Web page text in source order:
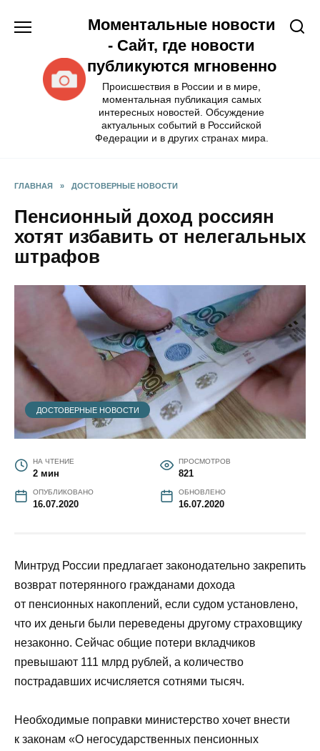
Моментальные новости
- Сайт, где новости
публикуются мгновенно
Происшествия в России и в мире,
моментальная публикация самых
интересных новостей. Обсуждение
актуальных событий в Российской
Федерации и в других странах мира.
ГЛАВНАЯ » ДОСТОВЕРНЫЕ НОВОСТИ
Пенсионный доход россиян
хотят избавить от нелегальных
штрафов
ДОСТОВЕРНЫЕ НОВОСТИ
НА ЧТЕНИЕ
2 мин
ПРОСМОТРОВ
821
ОПУБЛИКОВАНО
16.07.2020
ОБНОВЛЕНО
16.07.2020
Минтруд России предлагает законодательно закрепить
возврат потерянного гражданами дохода
от пенсионных накоплений, если судом установлено,
что их деньги были переведены другому страховщику
незаконно. Сейчас общие потери вкладчиков
превышают 111 млрд рублей, а количество
пострадавших исчисляется сотнями тысяч.
Необходимые поправки министерство хочет внести
к законам «О негосударственных пенсионных